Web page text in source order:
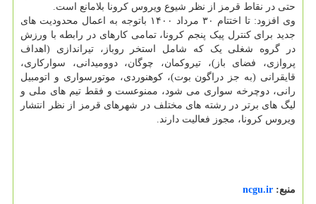
حتی در نقاط قرمز از نظر شیوع ویروس کرونا بلامانع است.
وی افزود: تا اختتام ۳۰ مرداد ۱۴۰۰ باتوجه به اعمال محدودیت های
جدید برای کنترل پیک پنجم کرونا، تمامی کارهای در رابطه با ورزش
در گروه شغلی یک که شامل استخر روباز، تیراندازی (اهداف
پروازی، فضای باز)، تیروکمان، چوگان، دوومیدانی، سوارکاری،
قایقرانی (به جز دراگون بوت)، کوهنوردی، موتورسواری و اتومبیل
رانی، دوچرخه سواری می شود، ممنوعست و فقط تیم های ملی و
لیگ های برتر در رشته های مختلف در شهرهای قرمز از نظر انتشار
ویروس کرونا، مجوز فعالیت دارند.
منبع: ncgu.ir